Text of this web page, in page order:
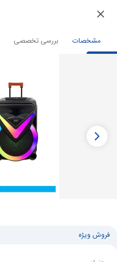
مشخصات بررسی تخصصی فروشگاه اینترنتی صوتی و تصویری
فروش ویژه